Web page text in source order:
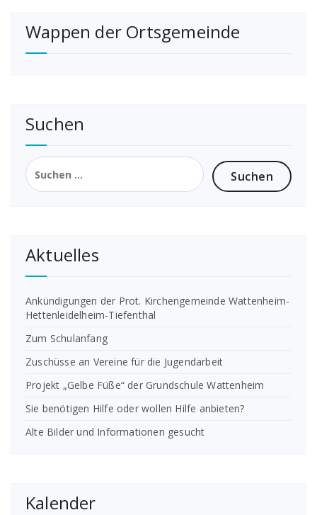
Wappen der Ortsgemeinde
Suchen
Suchen
nach:
Aktuelles
Ankündigungen der Prot. Kirchengemeinde Wattenheim-
Hettenleidelheim-Tiefenthal
Zum Schulanfang
Zuschüsse an Vereine für die Jugendarbeit
Projekt „Gelbe Füße“ der Grundschule Wattenheim
Sie benötigen Hilfe oder wollen Hilfe anbieten?
Alte Bilder und Informationen gesucht
Kalender